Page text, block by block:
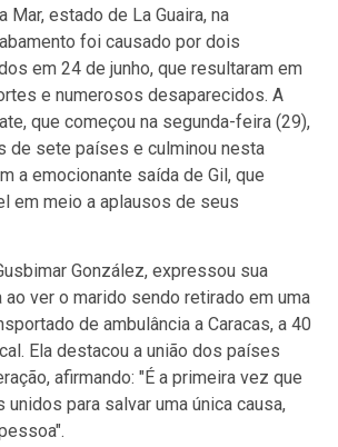
Mar, estado de La Guaira, na
foi causado por dois
em 24 de junho, que resultaram em
e numerosos desaparecidos. A
que começou na segunda-feira (29),
de sete países e culminou nesta
a emocionante saída de Gil, que
em meio a aplausos de seus
González, expressou sua
ao ver o marido sendo retirado em uma
de ambulância a Caracas, a 40
Ela destacou a união dos países
afirmando: "É a primeira vez que
para salvar uma única causa,